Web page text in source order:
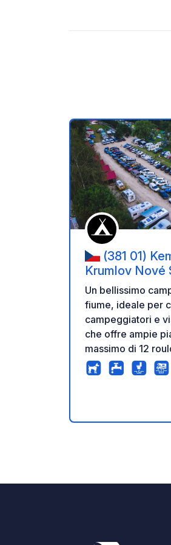
(381 01)
Krumlov Nové
Un bellissimo
fiume, ideale per
campeggiatori e
che offre ampie
massimo di 12